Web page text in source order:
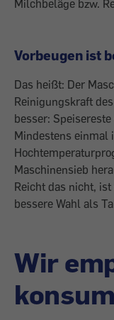
Milchbeläge bzw.
Vorbeugen ist
Das heißt: Der
Reinigungskraft
besser:
Mindestens einmal
Maschinensieb
Reicht das nicht,
bessere Wahl als
Wir